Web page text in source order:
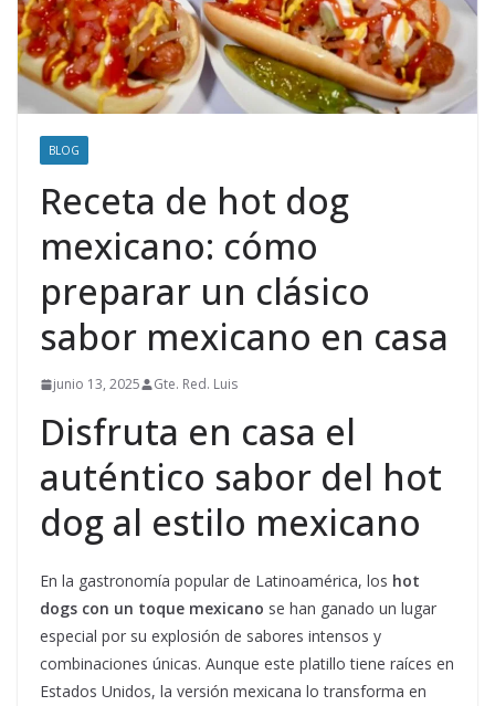
BLOG
Receta de hot dog
mexicano: cómo
preparar un clásico
sabor mexicano en casa
junio 13, 2025 Gte. Red. Luis
Disfruta en casa el
auténtico sabor del hot
dog al estilo mexicano
En la gastronomía popular de Latinoamérica, los hot
dogs con un toque mexicano se han ganado un lugar
especial por su explosión de sabores intensos y
combinaciones únicas. Aunque este platillo tiene raíces en
Estados Unidos, la versión mexicana lo transforma en